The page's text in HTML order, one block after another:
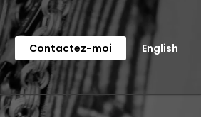
Contactez-moi English